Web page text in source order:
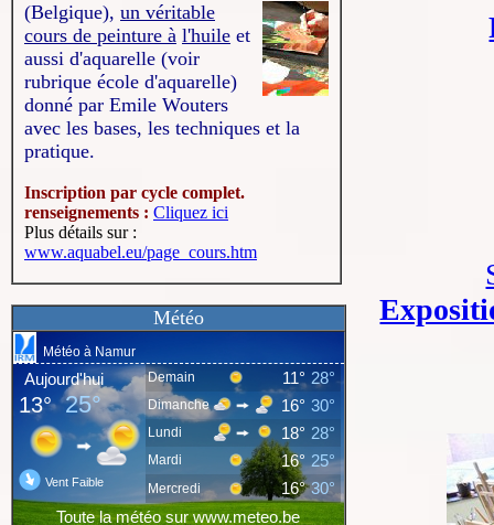
(Belgique), un véritable
cours de peinture à l'huile et
aussi d'aquarelle (voir
rubrique école d'aquarelle)
donné par Emile Wouters
avec les bases, les techniques et la
pratique.
Inscription par cycle complet.
renseignements : Cliquez ici
Plus détails sur :
www.aquabel.eu/page_cours.htm
Météo